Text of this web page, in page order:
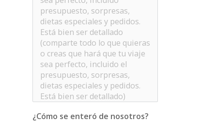
¿Cómo se enteró de nosotros?